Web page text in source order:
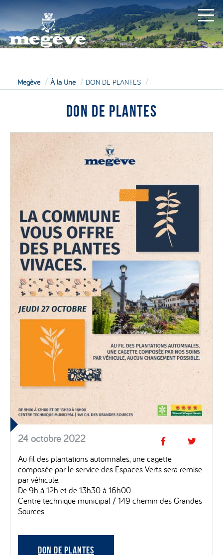
Megève À la Une DON DE PLANTES
DON DE PLANTES
24 octobre 2022
Au fil des plantations automnales, une cagette
composée par le service des Espaces Verts sera remise
par véhicule.
De 9h à 12h et de 13h30 à 16h00
Centre technique municipal / 149 chemin des Grandes
Sources
DON DE PLANTES